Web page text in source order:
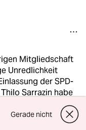
Mitgliedschaft
Unredlichkeit
der SPD-
Sarrazin habe
abgegeben. Das
SED-Politbüros.
Gerade nicht